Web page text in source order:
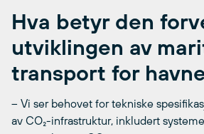
Hva betyr den
utviklingen av
transport for
– Vi ser behovet for tekniske
av CO₂-infrastruktur, inkludert